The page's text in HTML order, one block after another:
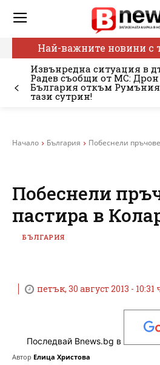
Най-важните новини с
Извънредна ситуация в
Радев съобщи от МС: Дрон
България откъм Румъния
тази сутрин!
Начало България Побеснели
Побеснели
пастира в
БЪЛГАРИЯ
петък, 30 август 2013 - 10:31
Последвай Bnews.bg в
Автор Елица Христова